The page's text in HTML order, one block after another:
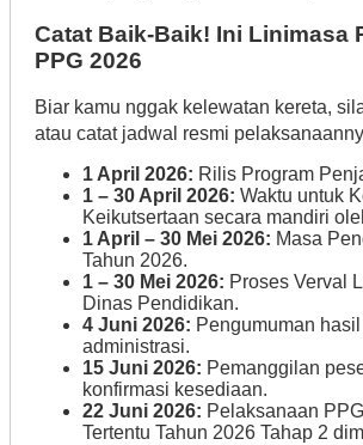
Catat Baik-Baik! Ini Linimasa
PPG 2026
Biar kamu nggak kelewatan kereta,
atau catat jadwal resmi
1 April 2026: Rilis Program
1 – 30 April 2026: Waktu untuk
Keikutsertaan secara mandiri
1 April – 30 Mei 2026: Masa
Tahun 2026.
1 – 30 Mei 2026: Proses Verval
Dinas Pendidikan.
4 Juni 2026: Pengumuman
administrasi.
15 Juni 2026: Pemanggilan
konfirmasi kesediaan.
22 Juni 2026: Pelaksanaan
Tertentu Tahun 2026 Tahap 2